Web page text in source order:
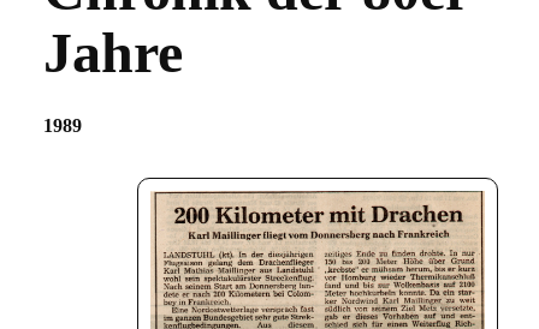
FLUGGELÄNDE
Jahre
1989